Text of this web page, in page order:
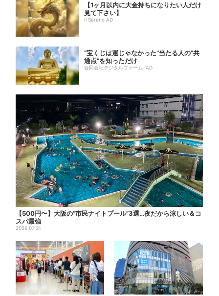
【1ヶ月以内に大金持ちになりたい人だけ
見て下さい】
Il Sereno AD
“宝くじは運じゃなかった”当たる人の“共
通点”を知っただけ
合同会社デジタルファーム AD
【500円〜】大阪の“市民ナイトプール”3選…夜だから涼しい＆コ
スパ最強
2026.07.31